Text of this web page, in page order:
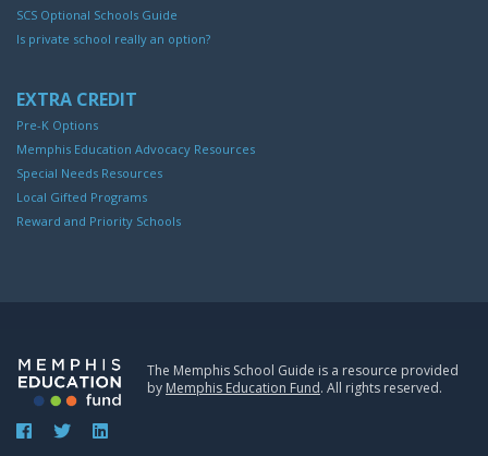
SCS Optional Schools Guide
Is private school really an option?
EXTRA CREDIT
Pre-K Options
Memphis Education Advocacy Resources
Special Needs Resources
Local Gifted Programs
Reward and Priority Schools
The Memphis School Guide is a resource provided
by Memphis Education Fund. All rights reserved.